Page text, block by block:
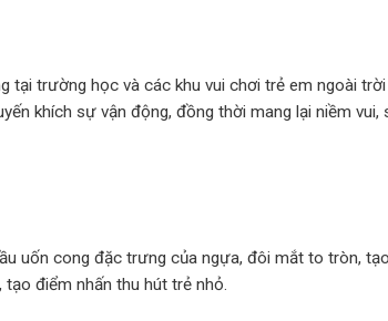
tại trường học và các khu vui chơi trẻ em ngoài
khích sự vận động, đồng thời mang lại niềm
uốn cong đặc trưng của ngựa, đôi mắt to tròn,
điểm nhấn thu hút trẻ nhỏ.